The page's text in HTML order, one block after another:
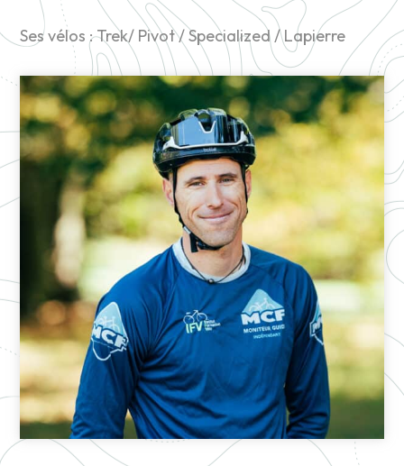
Ses vélos : Trek/ Pivot / Specialized / Lapierre